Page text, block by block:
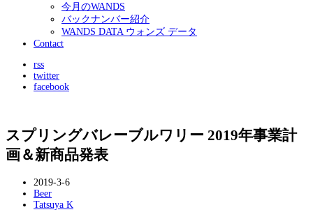
今月のWANDS
バックナンバー紹介
WANDS DATA ウォンズ データ
Contact
rss
twitter
facebook
スプリングバレーブルワリー 2019年事業計
画＆新商品発表
2019-3-6
Beer
Tatsuya K